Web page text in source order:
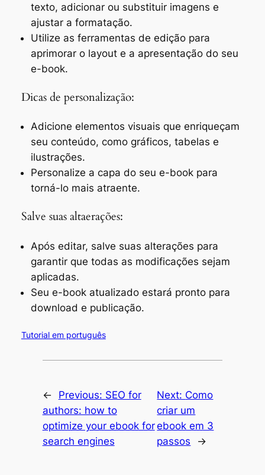
texto, adicionar ou substituir imagens e
ajustar a formatação.
Utilize as ferramentas de edição para
aprimorar o layout e a apresentação do seu
e-book.
Dicas de personalização:
Adicione elementos visuais que enriqueçam
seu conteúdo, como gráficos, tabelas e
ilustrações.
Personalize a capa do seu e-book para
torná-lo mais atraente.
Salve suas altaerações:
Após editar, salve suas alterações para
garantir que todas as modificações sejam
aplicadas.
Seu e-book atualizado estará pronto para
download e publicação.
Tutorial em português
← Previous: SEO for
authors: how to
optimize your ebook for
search engines
Next: Como
criar um
ebook em 3
passos
→